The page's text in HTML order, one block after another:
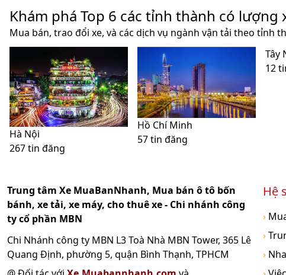
Khám phá Top 6 các tỉnh thành có
Mua bán, trao đổi xe, và các dịch vụ ngành vận tải theo tỉnh
Hà Nội
267 tin đăng
Hồ Chí Minh
57 tin đăng
Tây
12
Trung tâm Xe MuaBanNhanh, Mua bán ô tô bốn
bánh, xe tải, xe máy, cho thuê xe - Chi nhánh công
ty cổ phần MBN
Chi Nhánh công ty MBN L3 Toà Nhà MBN Tower, 365 Lê
Quang Định, phường 5, quận Bình Thạnh, TPHCM
Hệ
›
›
›